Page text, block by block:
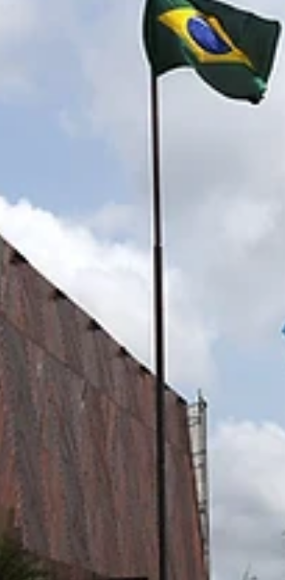
poner orden y mostrar liderazgo, pero la
realidad es que la cumbre terminó por ser